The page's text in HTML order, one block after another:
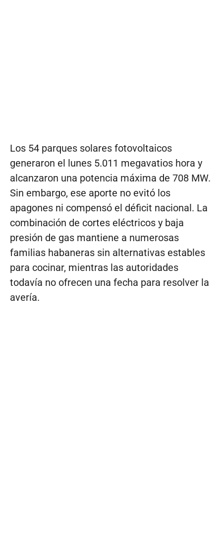
Los 54 parques solares fotovoltaicos
generaron el lunes 5.011 megavatios hora y
alcanzaron una potencia máxima de 708 MW.
Sin embargo, ese aporte no evitó los
apagones ni compensó el déficit nacional. La
combinación de cortes eléctricos y baja
presión de gas mantiene a numerosas
familias habaneras sin alternativas estables
para cocinar, mientras las autoridades
todavía no ofrecen una fecha para resolver la
avería.